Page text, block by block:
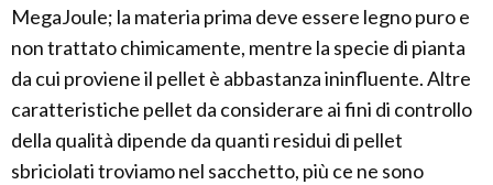
MegaJoule; la materia prima deve essere legno puro e
non trattato chimicamente, mentre la specie di pianta
da cui proviene il pellet è abbastanza ininfluente. Altre
caratteristiche pellet da considerare ai fini di controllo
della qualità dipende da quanti residui di pellet
sbriciolati troviamo nel sacchetto, più ce ne sono